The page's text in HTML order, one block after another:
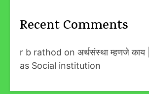
Recent Comments
r b rathod on अर्थसंस्था म्हणजे
as Social institution